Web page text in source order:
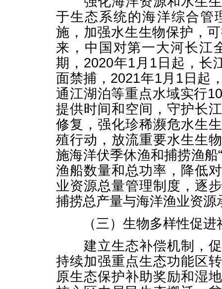
于生态系统的海洋综合管
施，加强水生生物保护，
来，中国对第一大河长江
期，2020年1月1日起，长
面禁捕，2021年1月1日起
通江湖泊等重点水域实行
提供时间和空间，守护长
修复，强化珍稀濒危水生
殖行动，放流重要水生生
施海洋伏季休渔和捕捞渔船
渔船数量和总功率，降低
业资源总量管理制度，逐
捕捞总产量与海洋渔业资源
（三）生物多样性促进
建立生态补偿机制，促
持续加强重点生态功能区
原生态保护补助奖励和湿